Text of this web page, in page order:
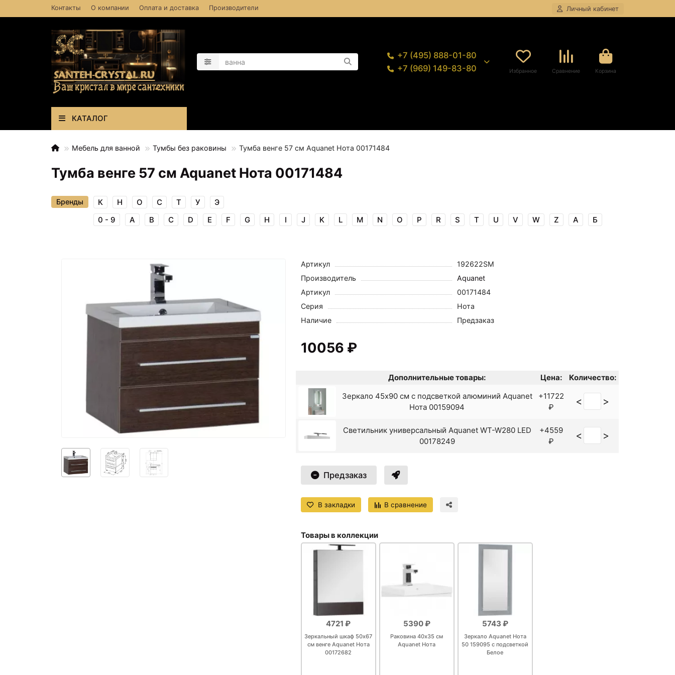
Контакты О компании Оплата и доставка Производители Личный кабинет
+7 (495) 888-01-80
+7 (969) 149-83-80
Избранное Сравнение Корзина
КАТАЛОГ
Мебель для ванной Тумбы без раковины Тумба венге 57 см Aquanet Нота 00171484
Тумба венге 57 см Aquanet Нота 00171484
Бренды
0 - 9 A B C D E F G H I J K L M N O P R S T U V W Z А Б
К Н О С Т У Э
Артикул
192622SM
Производитель
Aquanet
Артикул
00171484
Серия
Нота
Наличие
Предзаказ
10056 ₽
Дополнительные товары: Цена:
Количество:
Зеркало 45x90 см с подсветкой алюминий Aquanet
Нота 00159094
+11722
₽
< >
Светильник универсальный Aquanet WT-W280 LED
00178249
+4559
₽
< >
Предзаказ
В закладки В сравнение
Товары в коллекции
4721 ₽
Зеркальный шкаф 50х67
см венге Aquanet Нота
00172682
5390 ₽
Раковина 40х35 см
Aquanet Нота
5743 ₽
Зеркало Aquanet Нота
50 159095 с подсветкой
Белое